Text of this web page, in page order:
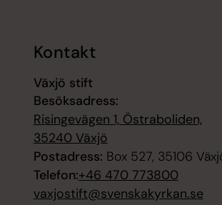
Kontakt
Växjö stift
Besöksadress:
Risingevägen 1, Östraboliden,
35240 Växjö
Postadress: Box 527, 35106
Telefon:+46 470 773800
vaxjostift@svenskakyrkan.se